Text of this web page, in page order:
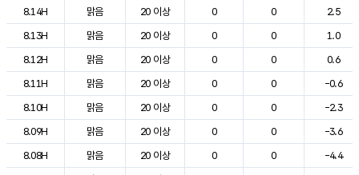
8.14H
맑음 20 이상 0 0
2.5
8.13H
맑음 20 이상 0 0
1.0
8.12H
맑음 20 이상 0 0
0.6
8.11H
맑음 20 이상 0 0
-0.6
8.10H
맑음 20 이상 0 0
-2.3
8.09H
맑음 20 이상 0 0
-3.6
8.08H
맑음 20 이상 0 0
-4.4